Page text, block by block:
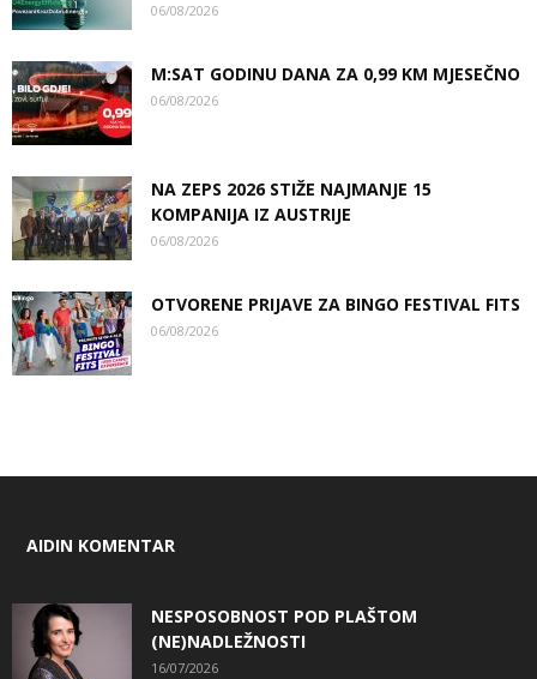
06/08/2026
M:SAT GODINU DANA ZA 0,99 KM MJESEČNO
06/08/2026
NA ZEPS 2026 STIŽE NAJMANJE 15
KOMPANIJA IZ AUSTRIJE
06/08/2026
OTVORENE PRIJAVE ZA BINGO FESTIVAL FITS
06/08/2026
AIDIN KOMENTAR
NESPOSOBNOST POD PLAŠTOM
(NE)NADLEŽNOSTI
16/07/2026